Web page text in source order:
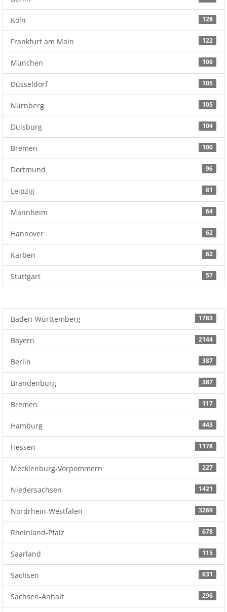
128
Köln
122
Frankfurt am Main
106
München
105
Düsseldorf
105
Nürnberg
104
Duisburg
100
Bremen
96
Dortmund
81
Leipzig
64
Mannheim
62
Hannover
62
Karben
57
Stuttgart
1783
Baden-Württemberg
2144
Bayern
387
Berlin
387
Brandenburg
117
Bremen
443
Hamburg
1178
Hessen
227
Mecklenburg-Vorpommern
1421
Niedersachsen
3269
Nordrhein-Westfalen
678
Rheinland-Pfalz
115
Saarland
631
Sachsen
296
Sachsen-Anhalt